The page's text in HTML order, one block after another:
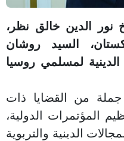
نور الدين خالق نظر،
السيد روشان
لمسلمي روسيا
من القضايا ذات
المؤتمرات الدولية،
الدينية والتربوية